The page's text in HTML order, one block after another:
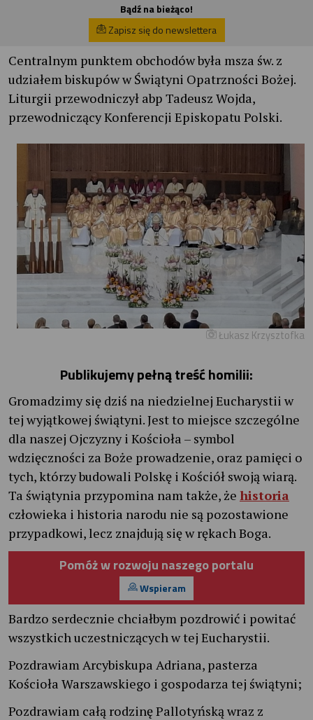
Bądź na bieżąco!
Zapisz się do newslettera
Centralnym punktem obchodów była msza św. z
udziałem biskupów w Świątyni Opatrzności Bożej.
Liturgii przewodniczył abp Tadeusz Wojda,
przewodniczący Konferencji Episkopatu Polski.
Łukasz Krzysztofka
Publikujemy pełną treść homilii:
Gromadzimy się dziś na niedzielnej Eucharystii w
tej wyjątkowej świątyni. Jest to miejsce szczególne
dla naszej Ojczyzny i Kościoła – symbol
wdzięczności za Boże prowadzenie, oraz pamięci o
tych, którzy budowali Polskę i Kościół swoją wiarą.
Ta świątynia przypomina nam także, że historia
człowieka i historia narodu nie są pozostawione
przypadkowi, lecz znajdują się w rękach Boga.
Pomóż w rozwoju naszego portalu
Wspieram
Bardzo serdecznie chciałbym pozdrowić i powitać
wszystkich uczestniczących w tej Eucharystii.
Pozdrawiam Arcybiskupa Adriana, pasterza
Kościoła Warszawskiego i gospodarza tej świątyni;
Pozdrawiam całą rodzinę Pallotyńską wraz z